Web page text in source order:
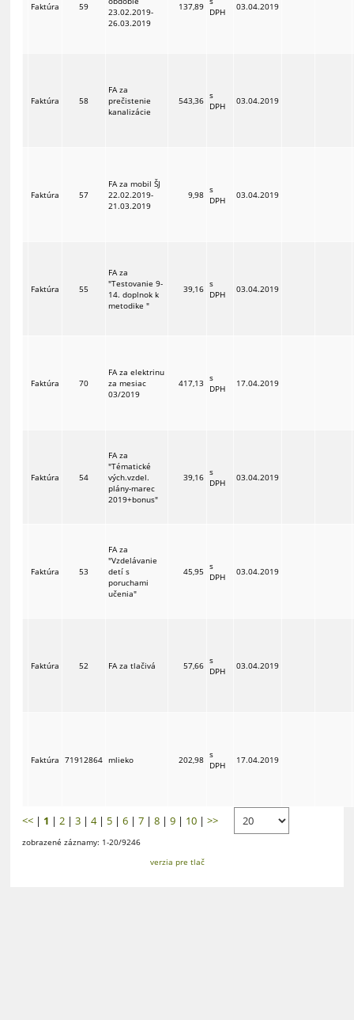
Faktúra 59
23.02.2019-
26.03.2019
137,89 DPH
03.04.2019
Faktúra 58
FA za
prečistenie
kanalizácie
543,36 s
DPH
03.04.2019
Faktúra 57
FA za mobil ŠJ
22.02.2019-
21.03.2019
9,98 s
DPH
03.04.2019
Faktúra 55
FA za
"Testovanie 9-
14. doplnok k
metodike "
39,16 s
DPH
03.04.2019
Faktúra 70
FA za elektrinu
za mesiac
03/2019
417,13 s
DPH
17.04.2019
Faktúra 54
FA za
"Tématické
vých.vzdel.
plány-marec
2019+bonus"
39,16 s
DPH
03.04.2019
Faktúra 53
FA za
"Vzdelávanie
detí s
poruchami
učenia"
45,95 s
DPH
03.04.2019
Faktúra 52 FA za tlačivá 57,66 s
DPH
03.04.2019
Faktúra 71912864 mlieko 202,98 s
DPH
17.04.2019
<< | 1 |2 |3 |4| 5 |6 |7 |8 |9 | 10 |>>
zobrazené záznamy: 1-20/9246
verzia pre tlač